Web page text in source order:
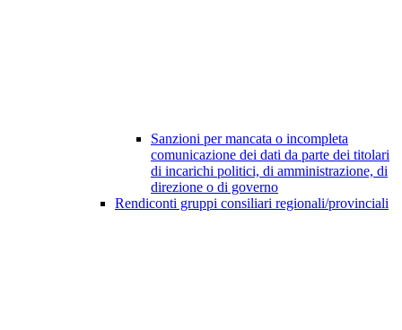
Sanzioni per mancata o incompleta
comunicazione dei dati da parte dei titolari
di incarichi politici, di amministrazione, di
direzione o di governo
Rendiconti gruppi consiliari regionali/provinciali